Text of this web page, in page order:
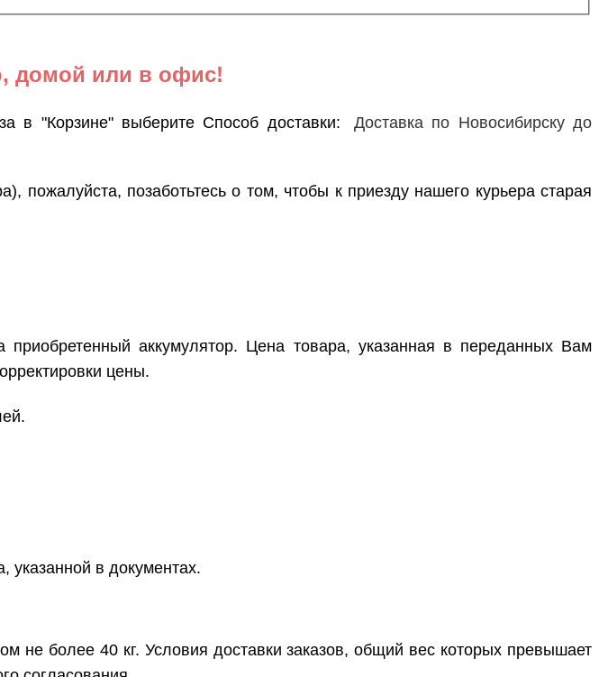
домой или в офис!
в "Корзине" выберите Способ доставки:
Доставка по Новосибирску до
пожалуйста, позаботьтесь о том, чтобы к приезду нашего курьера старая
аккумулятор. Цена товара, указанная в переданных Вам
цены.
указанной в документах.
не более 40 кг. Условия доставки заказов, общий вес которых превышает